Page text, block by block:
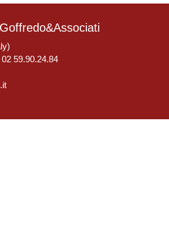
Goffredo&Associati
59.90.24.84